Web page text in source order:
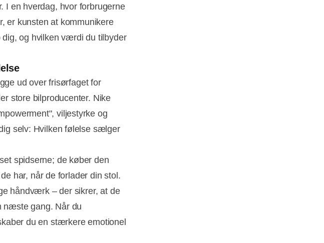
I en hverdag, hvor forbrugerne
er kunsten at kommunikere
og hvilken værdi du tilbyder
ud over frisørfaget for
store bilproducenter. Nike
viljestyrke og
selv: Hvilken følelse sælger
spidserne; de køber den
har, når de forlader din stol.
håndværk – der sikrer, at de
næste gang. Når du
du en stærkere emotionel